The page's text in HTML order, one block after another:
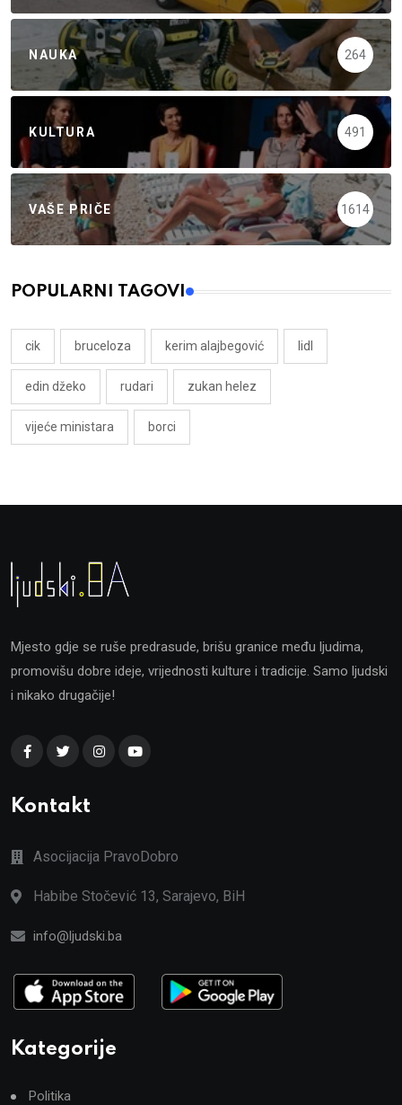
NAUKA 264
KULTURA 491
VAŠE PRIČE 1614
POPULARNI TAGOVI
cik bruceloza kerim alajbegović lidl
edin džeko rudari zukan helez
vijeće ministara borci
Mjesto gdje se ruše predrasude, brišu granice među ljudima,
promovišu dobre ideje, vrijednosti kulture i tradicije. Samo ljudski
i nikako drugačije!
Kontakt
Asocijacija PravoDobro
Habibe Stočević 13, Sarajevo, BiH
info@ljudski.ba
Kategorije
Politika